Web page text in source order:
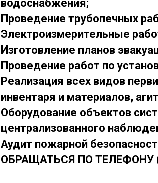
водоснабжения;
Проведение трубопечных
Электроизмерительные
Изготовление планов
Проведение работ по
Реализация всех видов
инвентаря и материалов,
Оборудование объектов
централизованного
Аудит пожарной
ОБРАЩАТЬСЯ ПО ТЕЛЕФОНУ